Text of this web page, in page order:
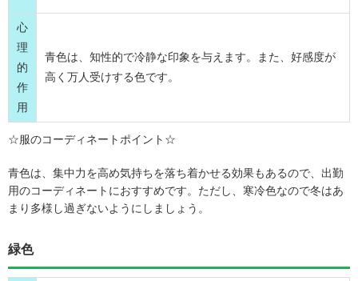
心
理
的
作
用
青色は、知性的で冷静な印象を与えます。また、好感度が
高く万人受けする色です。
☆服のコーディネートポイント☆
青色は、集中力を高め気持ちを落ち着かせる効果もあるので、出勤
用のコーディネートにおすすめです。ただし、寒冷色なので冬はあ
まり多様し過ぎないようにしましょう。
緑色